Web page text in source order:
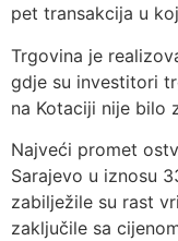
pet transakcija u
Trgovina je
gdje su investitori
na Kotaciji nije bilo
Najveći promet
Sarajevo u iznosu
zabilježile su rast
zaključile sa